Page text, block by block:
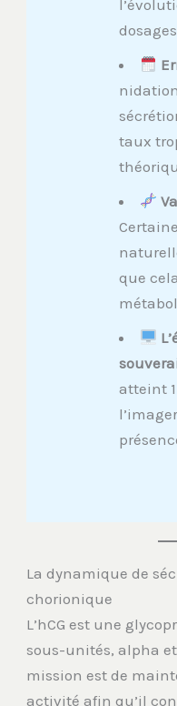
taux
que
atteint
La dynamique de
chorionique
L’hCG est une
sous-unités, alpha
mission est de
activité afin qu’il